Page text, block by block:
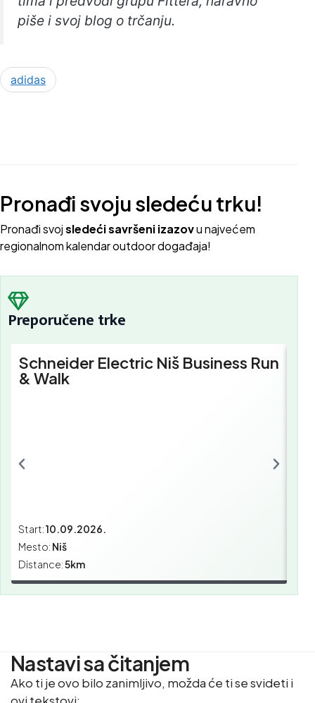
piše i svoj blog o trčanju.
adidas
Pronađi svoju sledeću trku!
Pronađi svojsledeći savršeni izazovu najvećem
regionalnom kalendar outdoor događaja!
Preporučene trke
Schneider Electric Niš Business Run
& Walk
Start:10.09.2026.
Mesto: Niš
Distance:5km
Nastavi sa čitanjem
Ako ti je ovo bilo zanimljivo, možda će ti se svideti i